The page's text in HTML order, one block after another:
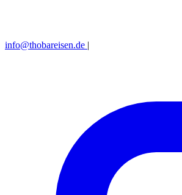
info@thobareisen.de |